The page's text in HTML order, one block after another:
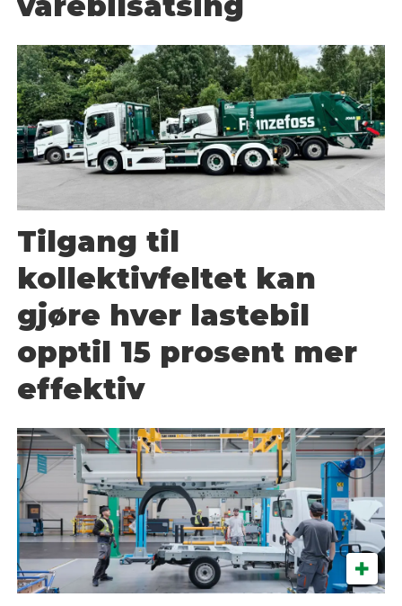
Tilgang til
kollektivfeltet kan
gjøre hver lastebil
opptil 15 prosent mer
effektiv